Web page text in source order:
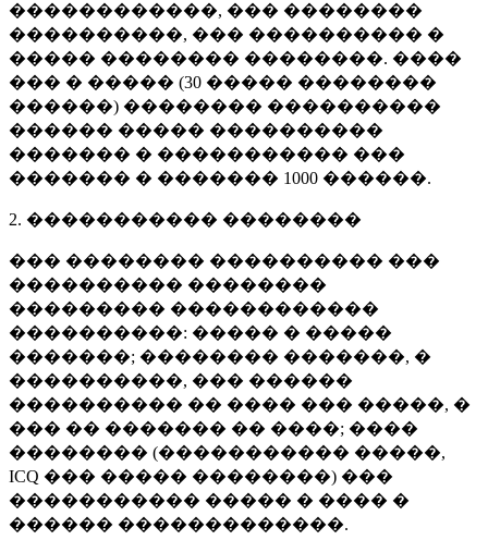
������������, ��� ��������
����������, ��� ���������� �
����� �������� ��������. ����
��� � ����� (30 ����� ��������
������) �������� ����������
������ ����� ����������
������� � ����������� ���
������� � ������� 1000 ������.
2. ����������� ��������
��� �������� ���������� ���
���������� ��������
��������� ������������
����������: ����� � �����
�������; �������� �������, �
����������, ��� ������
���������� �� ���� ��� �����, �
��� �� ������� �� ����; ����
�������� (����������� �����,
ICQ ��� ����� ��������) ���
����������� ����� � ���� �
������ �������������.